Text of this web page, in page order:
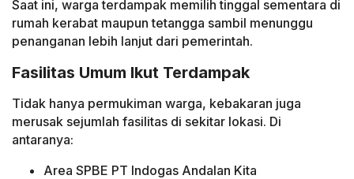
Saat ini, warga terdampak memilih tinggal sementara di
rumah kerabat maupun tetangga sambil menunggu
penanganan lebih lanjut dari pemerintah.
Fasilitas Umum Ikut Terdampak
Tidak hanya permukiman warga, kebakaran juga
merusak sejumlah fasilitas di sekitar lokasi. Di
antaranya:
Area SPBE PT Indogas Andalan Kita